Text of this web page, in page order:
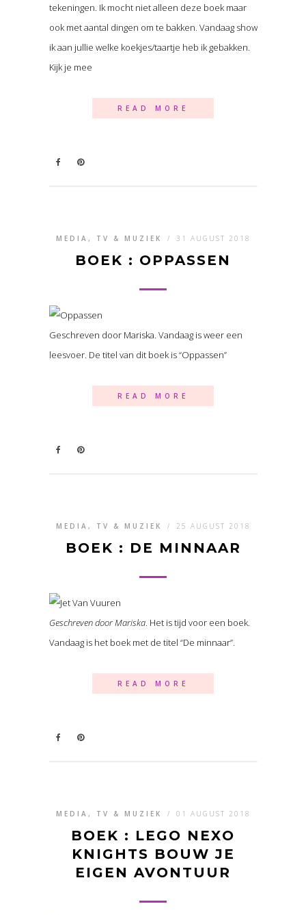
tekeningen. Ik mocht niet alleen deze boek maar
ook met aantal dingen om te bakken. Vandaag show
ik aan jullie welke koekjes/taartje heb ik gebakken.
Kijk je mee
READ MORE
MEDIA, TV & MUZIEK / 31 AUGUST 2018
BOEK : OPPASSEN
Geschreven door Mariska. Vandaag is weer een
leesvoer. De titel van dit boek is “Oppassen”
READ MORE
MEDIA, TV & MUZIEK / 25 AUGUST 2018
BOEK : DE MINNAAR
Geschreven door Mariska. Het is tijd voor een boek.
Vandaag is het boek met de titel “De minnaar”.
READ MORE
MEDIA, TV & MUZIEK / 01 AUGUST 2018
BOEK : LEGO NEXO
KNIGHTS BOUW JE
EIGEN AVONTUUR